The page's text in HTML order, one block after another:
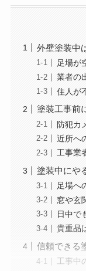
外壁塗装中
足場が
業者の
住人が
塗装工事前
防犯カ
近所へ
工事業
塗装中にや
足場へ
窓や玄
日中で
貴重品
信頼できる
工事中